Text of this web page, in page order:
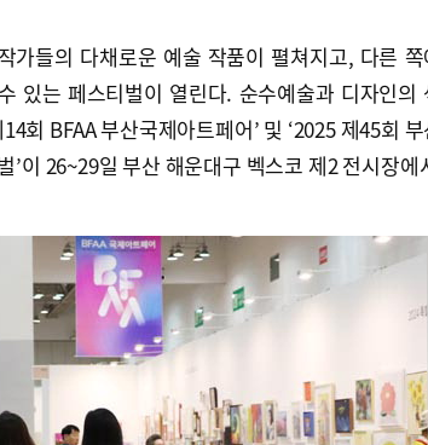
가들의 다채로운 예술 작품이 펼쳐지고, 다른 쪽
있는 페스티벌이 열린다. 순수예술과 디자인의
회 BFAA 부산국제아트페어’ 및 ‘2025 제45회
’이 26~29일 부산 해운대구 벡스코 제2 전시장에